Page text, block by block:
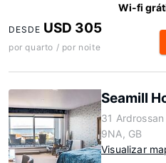
Wi-fi
DESDE USD 305
por quarto / por noite
Seamill
31
9NA, GB
Visualizar